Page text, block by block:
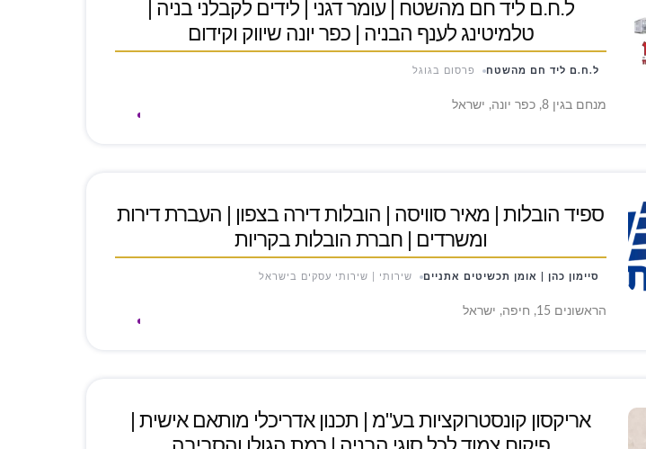
ל.ח.ם ליד חם מהשטח | עומר דגני | לידים לקבלני בניה |
טלמיטינג לענף הבניה | כפר יונה שיווק וקידום
ל.ח.ם ליד חם מהשטח פרסום בגוגל
מנחם בגין 8, כפר יונה, ישראל
ספיד הובלות | מאיר סוויסה | הובלות דירה בצפון | העברת דירות
ומשרדים | חברת הובלות בקריות
סיימון כהן | אומן תכשיטים אתניים שירותי | שירותי עסקים בישראל
הראשונים 15, חיפה, ישראל
אריקסון קונסטרוקציות בע"מ | תכנון אדריכלי מותאם אישית |